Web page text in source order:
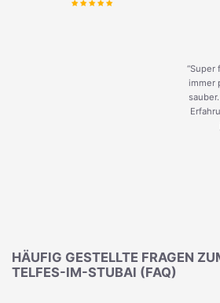
“Super
immer
HÄUFIG GESTELLTE FRAGEN
TELFES-IM-STUBAI (FAQ)